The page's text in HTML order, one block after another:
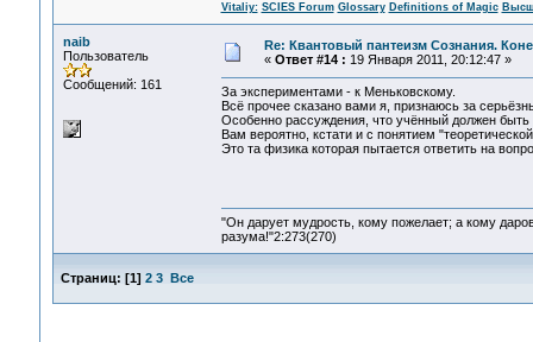
Vitaliy: SCIES Forum Glossary Definitions of Magic
naib
Пользователь
Сообщений: 161
Re: Квантовый пантеизм Сознания.
« Ответ #14 : 19 Января 2011, 20:12:47 »
За экспериментами - к Меньковскому.
Всё прочее сказано вами я, признаюсь за
Особенно рассуждения, что учённый должен быть
Вам вероятно, кстати и с понятием
Это та физика которая пытается ответить на
"Он дарует мудрость, кому пожелает; а кому
разума!"2:273(270)
Страниц: [1] 2 3 Все